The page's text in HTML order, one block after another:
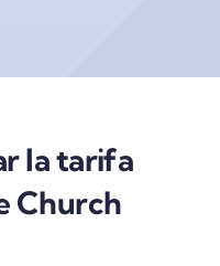
la tarifa
Church